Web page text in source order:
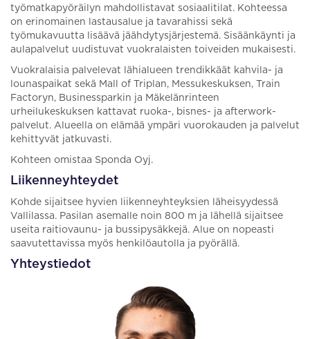
työmatkapyöräilyn mahdollistavat sosiaalitilat. Kohteessa
on erinomainen lastausalue ja tavarahissi sekä
työmukavuutta lisäävä jäähdytysjärjestemä. Sisäänkäynti ja
aulapalvelut uudistuvat vuokralaisten toiveiden mukaisesti.
Vuokralaisia palvelevat lähialueen trendikkäät kahvila- ja
lounaspaikat sekä Mall of Triplan, Messukeskuksen, Train
Factoryn, Businessparkin ja Mäkelänrinteen
urheilukeskuksen kattavat ruoka-, bisnes- ja afterwork-
palvelut. Alueella on elämää ympäri vuorokauden ja palvelut
kehittyvät jatkuvasti.
Kohteen omistaa Sponda Oyj.
Liikenneyhteydet
Kohde sijaitsee hyvien liikenneyhteyksien läheisyydessä
Vallilassa. Pasilan asemalle noin 800 m ja lähellä sijaitsee
useita raitiovaunu- ja bussipysäkkejä. Alue on nopeasti
saavutettavissa myös henkilöautolla ja pyörällä.
Yhteystiedot